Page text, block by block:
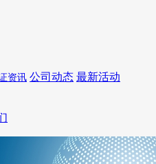
资讯 公司动态 最新活动